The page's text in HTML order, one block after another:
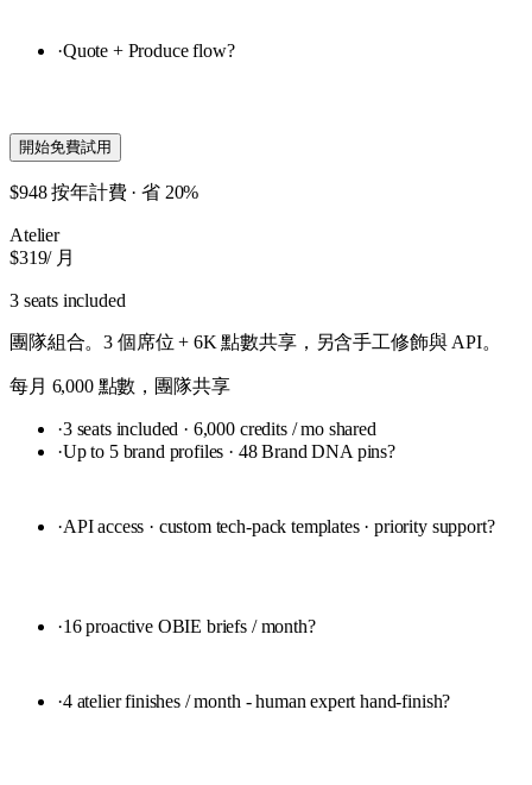
·Quote + Produce flow?
開始免費試用
$948 按年計費 · 省 20%
Atelier
$319/ 月
3 seats included
團隊組合。3 個席位 + 6K 點數共享，另含手工修飾與 API。
每月 6,000 點數，團隊共享
·3 seats included · 6,000 credits / mo shared
·Up to 5 brand profiles · 48 Brand DNA pins?
·API access · custom tech-pack templates · priority support?
·16 proactive OBIE briefs / month?
·4 atelier finishes / month - human expert hand-finish?